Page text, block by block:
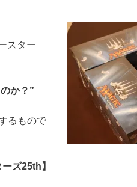
スター
か？”
るもので
ーズ25th】